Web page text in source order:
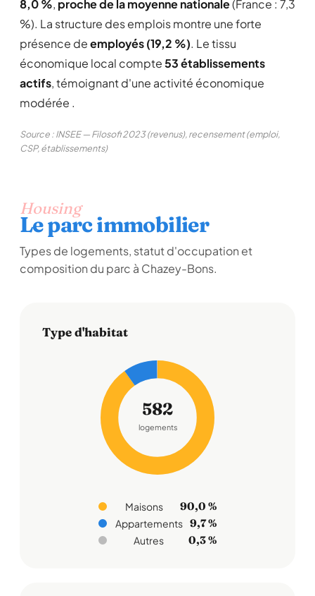
8,0 %, proche de la moyenne nationale(France : 7,3
%). La structure des emplois montre une forte
présence deemployés (19,2 %). Le tissu
économique local compte53 établissements
actifs, témoignant d'une activité économique
modérée .
Source : INSEE — Filosofi 2023 (revenus), recensement (emploi,
CSP, établissements)
Housing
Le parc immobilier
Types de logements, statut d'occupation et
composition du parc à Chazey-Bons.
Type d'habitat
582
logements
Maisons 90,0 %
Appartements 9,7 %
Autres 0,3 %